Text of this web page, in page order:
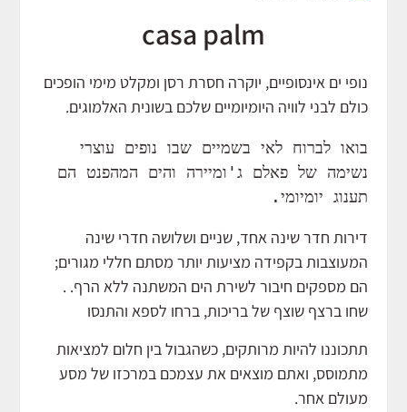
casa palm
נופי ים אינסופיים, יוקרה חסרת רסן ומקלט מימי הופכים
כולם לבני לוויה היומיומיים שלכם בשונית האלמוגים.
בואו לברוח לאי בשמיים שבו נופים עוצרי
תענוג יומיומי.
דירות חדר שינה אחד, שניים ושלושה חדרי שינה
המעוצבות בקפידה מציעות יותר מסתם חללי מגורים;
הם מספקים חיבור לשירת הים המשתנה ללא הרף. .
שחו ברצף שוצף של בריכות, ברחו לספא והתנסו
תתכוננו להיות מרותקים, כשהגבול בין חלום למציאות
מתמוסס, ואתם מוצאים את עצמכם במרכזו של מסע
מעולם אחר.